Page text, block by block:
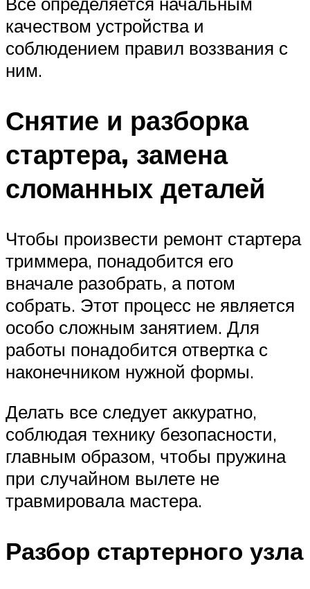
качеством устройства и
соблюдением правил воззвания с
ним.
Снятие и разборка
стартера, замена
сломанных деталей
Чтобы произвести ремонт стартера
триммера, понадобится его
вначале разобрать, а потом
собрать. Этот процесс не является
особо сложным занятием. Для
работы понадобится отвертка с
наконечником нужной формы.
Делать все следует аккуратно,
соблюдая технику безопасности,
главным образом, чтобы пружина
при случайном вылете не
травмировала мастера.
Разбор стартерного узла